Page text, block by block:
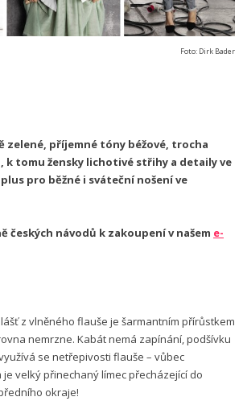
Foto: Dirk Bader
zelené, příjemné tóny béžové, trocha
tomu žensky lichotivé střihy a detaily ve
pro běžné i sváteční nošení ve
českých návodů k zakoupení v našem e-
z vlněného flauše je šarmantním přírůstkem
nemrzne. Kabát nemá zapínání, podšívku
se netřepivosti flauše – vůbec
velký přinechaný límec přecházející do
okraje!